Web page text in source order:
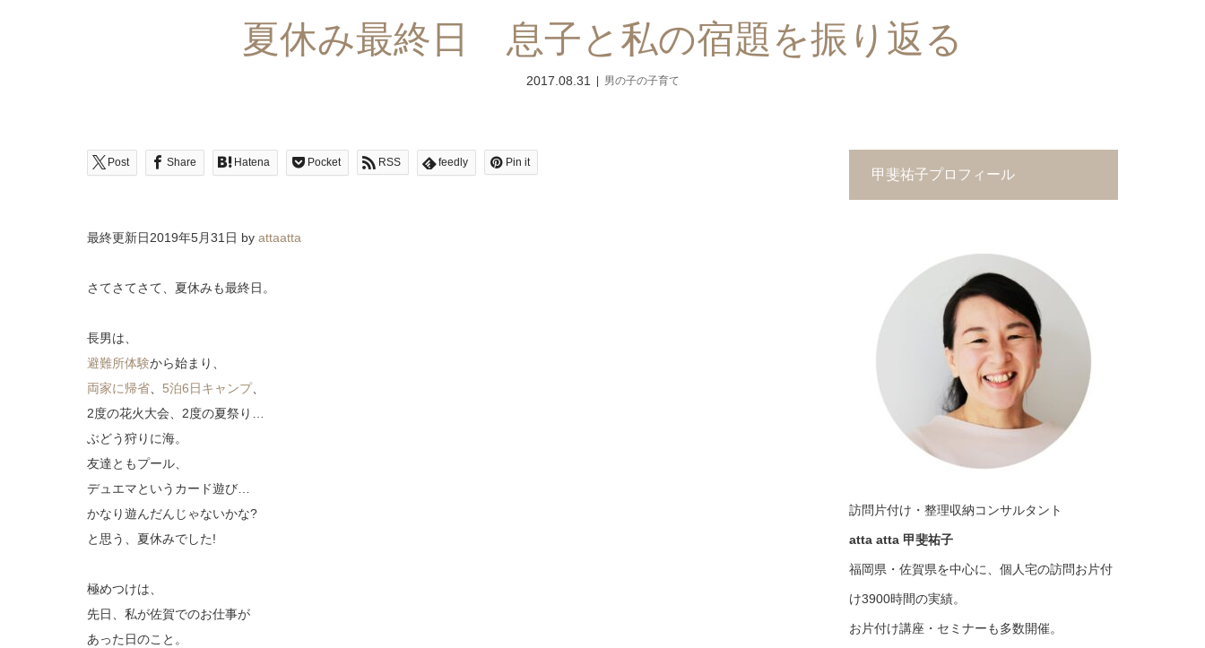
夏休み最終日 息子と私の宿題を振り返る
2017.08.31 男の子の子育て
Post Share Hatena Pocket RSS feedly Pin it
最終更新日2019年5月31日 by attaatta
さてさてさて、夏休みも最終日。
長男は、
避難所体験から始まり、
両家に帰省
5泊6日キャンプ、
2度の花火大会、2度の夏祭り…
ぶどう狩りに海。
友達ともプール、
デュエマというカード遊び…
かなり遊んだんじゃないかな?
と思う、夏休みでした!
極めつけは、
先日、私が佐賀でのお仕事が
あった日のこと。
甲斐祐子プロフィール
訪問片付け・整理収納コンサルタント
atta atta 甲斐祐子
福岡県・佐賀県を中心に、個人宅の訪問お片付
け3900時間の実績。
お片付け講座・セミナーも多数開催。